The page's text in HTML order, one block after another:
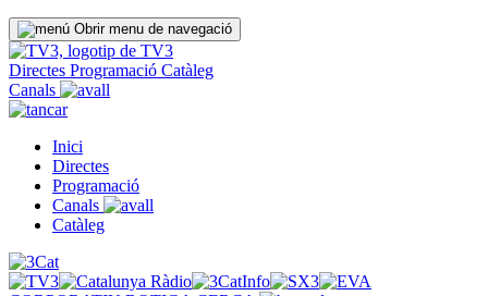
Obrir menu de navegació
Directes Programació Catàleg
Canals
Inici
Directes
Programació
Canals
Catàleg